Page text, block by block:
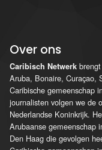
Over ons
Caribisch Netwerk
Aruba, Bonaire, Curaçao,
Caribische gemeenschap
journalisten volgen we de
Nederlandse Koninkrijk.
Arubaanse gemeenschap
Den Haag die gevolgen